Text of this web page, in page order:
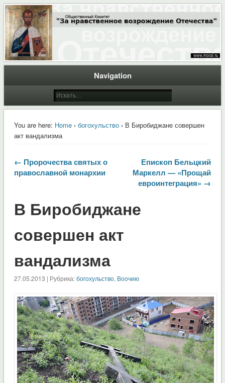
Moral.Ru
Общественный Комитет "За нравственное возрождение Отечества"
Navigation
You are here: Home› богохульство› В Биробиджане совершен
акт вандализма
← Пророчества святых о
православной монархии
Епископ Бельцкий
Маркелл — «Прощай
евроинтеграция» →
В Биробиджане
совершен акт
вандализма
27.05.2013 | Рубрика:богохульство, Воочию